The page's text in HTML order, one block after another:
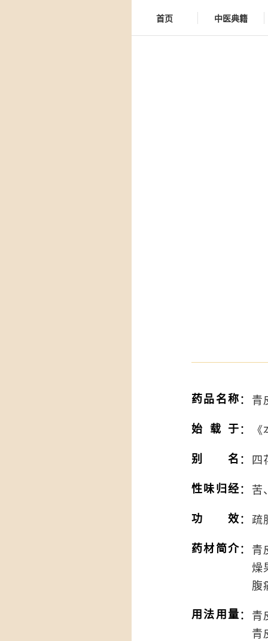
首页 中医典籍
药品名称： 青
始载于：
别名 ： 四
性味归经： 苦
功效： 疏
药材简介： 青
燥
腹
用法用量： 青
青